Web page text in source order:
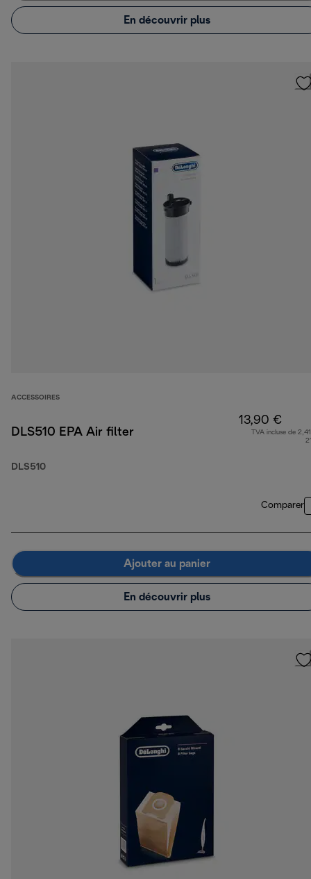
En découvrir plus
ACCESSOIRES
DLS510 EPA Air filter
DLS510
13,90 €
TVA incluse de
Comparer
Ajouter au panier
En découvrir plus